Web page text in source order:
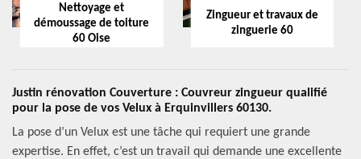
Nettoyage et
démoussage de toiture
60 Oise
Zingueur et travaux de
zinguerie 60
Justin rénovation Couverture : Couvreur zingueur qualifié
pour la pose de vos Velux à Erquinvillers 60130.
La pose d’un Velux est une tâche qui requiert une grande
expertise. En effet, c’est un travail qui demande une excellente